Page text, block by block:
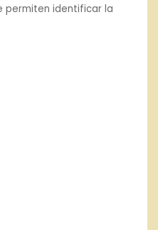
permiten identificar la